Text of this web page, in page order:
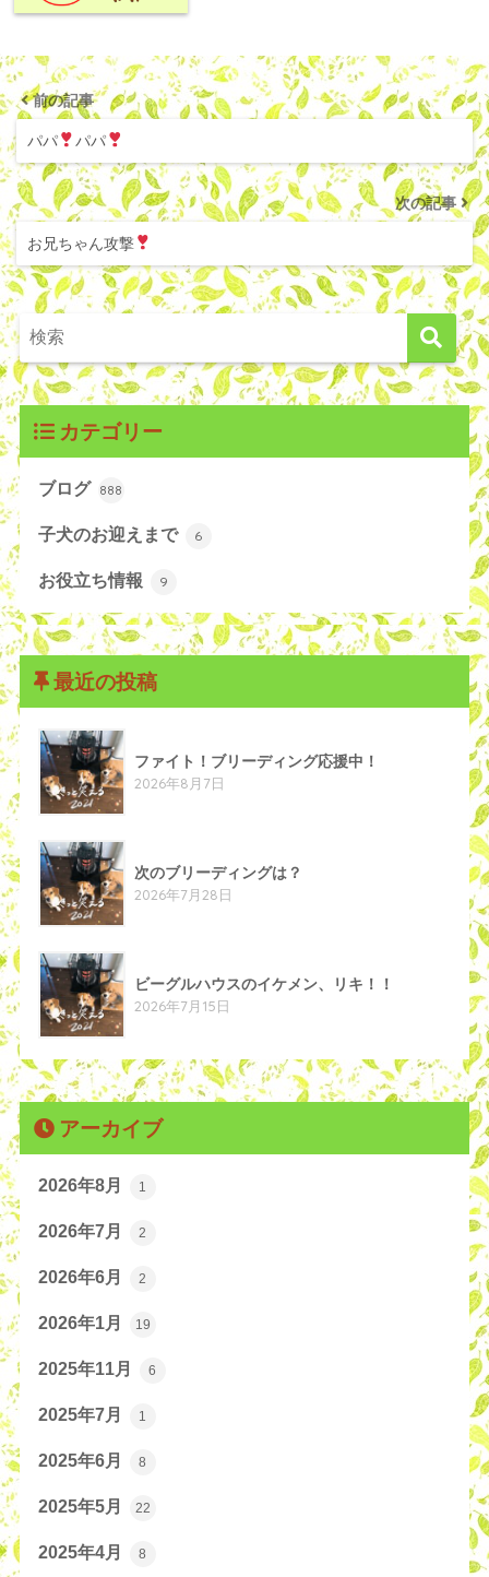
前の記事
パパ パパ
次の記事
お兄ちゃん攻撃
カテゴリー
ブログ 888
子犬のお迎えまで 6
お役立ち情報 9
最近の投稿
ファイト！ブリーディング応援中！
2026年8月7日
次のブリーディングは？
2026年7月28日
ビーグルハウスのイケメン、リキ！！
2026年7月15日
アーカイブ
2026年8月 1
2026年7月 2
2026年6月 2
2026年1月 19
2025年11月 6
2025年7月 1
2025年6月 8
2025年5月 22
2025年4月 8